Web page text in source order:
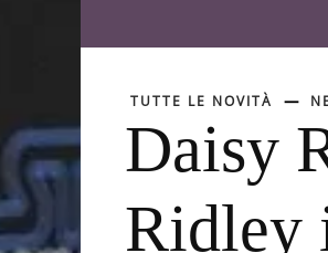
TUTTE LE NOVITÀ
Daisy
Ridley